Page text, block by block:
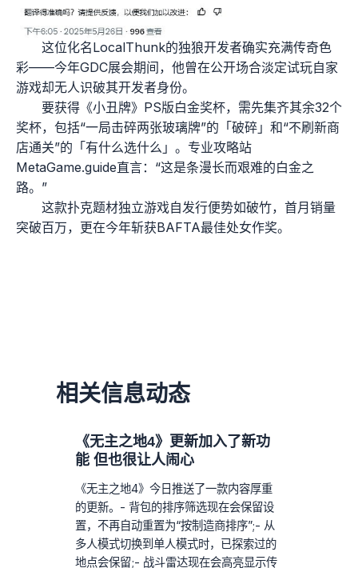
这位化名LocalThunk的独狼开发者确实充满传奇色
彩——今年GDC展会期间，他曾在公开场合淡定试玩自家
游戏却无人识破其开发者身份。
要获得《小丑牌》PS版白金奖杯，需先集齐其余32个
奖杯，包括“一局击碎两张玻璃牌”的「破碎」和“不刷新商
店通关”的「有什么选什么」。专业攻略站
MetaGame.guide直言：“这是条漫长而艰难的白金之
路。”
这款扑克题材独立游戏自发行便势如破竹，首月销量
突破百万，更在今年斩获BAFTA最佳处女作奖。
相关信息动态
《无主之地4》更新加入了新功
能 但也很让人闹心
《无主之地4》今日推送了一款内容厚重
的更新。- 背包的排序筛选现在会保留设
置，不再自动重置为“按制造商排序”;- 从
多人模式切换到单人模式时，已探索过的
地点会保留;- 战斗雷达现在会高亮显示传